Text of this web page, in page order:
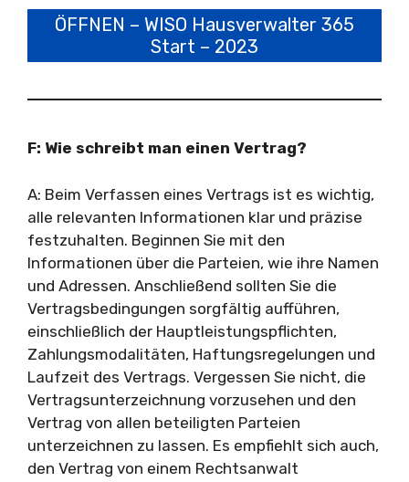
ÖFFNEN – WISO Hausverwalter 365
Start – 2023
F: Wie schreibt man einen Vertrag?
A: Beim Verfassen eines Vertrags ist es wichtig,
alle relevanten Informationen klar und präzise
festzuhalten. Beginnen Sie mit den
Informationen über die Parteien, wie ihre Namen
und Adressen. Anschließend sollten Sie die
Vertragsbedingungen sorgfältig aufführen,
einschließlich der Hauptleistungspflichten,
Zahlungsmodalitäten, Haftungsregelungen und
Laufzeit des Vertrags. Vergessen Sie nicht, die
Vertragsunterzeichnung vorzusehen und den
Vertrag von allen beteiligten Parteien
unterzeichnen zu lassen. Es empfiehlt sich auch,
den Vertrag von einem Rechtsanwalt